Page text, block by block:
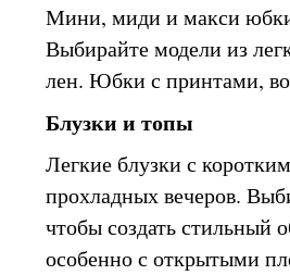
Мини, миди и макси юбки
Выбирайте модели из
лен. Юбки с принтами,
Блузки и топы
Легкие блузки с
прохладных вечеров.
чтобы создать стильный
особенно с открытыми